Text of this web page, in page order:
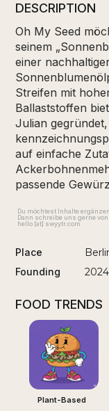
DESCRIPTION
Oh My Seed
seinem
einer
Streifen mit
Ballaststoffen
Julian
auf einfache
passende
Du möchtest Inhalte
Dann schreibe uns gerne
hello [at] swyytr.com
Place
Founding 2024
FOOD TRENDS
Plant-Based